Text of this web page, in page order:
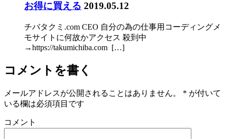
お得に買える 2019.05.12
チバタクミ.com CEO 自分の為の仕事用コーディングメ
モサイトに何故かアクセス 殺到中
→https://takumichiba.com […]
コメントを書く
メールアドレスが公開されることはありません。 * が付いて
いる欄は必須項目です
コメント